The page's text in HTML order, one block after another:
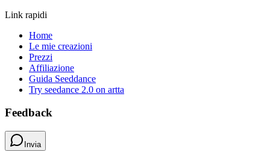
Link rapidi
Home
Le mie creazioni
Prezzi
Affiliazione
Guida Seeddance
Try seedance 2.0 on artta
Feedback
Invia